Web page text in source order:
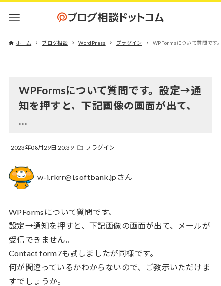
ホーム ブログ相談 WordPress プラグイン WPFormsについて質問です
WPFormsについて質問です。設定→通
知を押すと、下記画像の画面が出て、
…
2023年08月29日 20:39 プラグイン
w-i.rkrr@i.softbank.jpさん
WPFormsについて質問です。
設定→通知を押すと、下記画像の画面が出て、メールが
受信できません。
Contact form7も試しましたが同様です。
何が間違っているかわからないので、ご教示いただけま
すでしょうか。